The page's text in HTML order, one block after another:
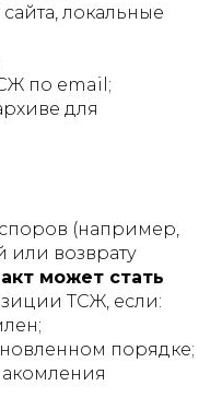
локальные
по email;
для
(например,
или возврату
может стать
ТСЖ, если:
порядке;